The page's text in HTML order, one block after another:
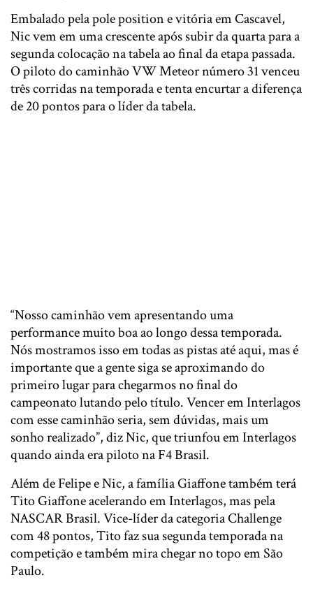
Embalado pela pole position e vitória em Cascavel,
Nic vem em uma crescente após subir da quarta para a
segunda colocação na tabela ao final da etapa passada.
O piloto do caminhão VW Meteor número 31 venceu
três corridas na temporada e tenta encurtar a diferença
de 20 pontos para o líder da tabela.
“Nosso caminhão vem apresentando uma
performance muito boa ao longo dessa temporada.
Nós mostramos isso em todas as pistas até aqui, mas é
importante que a gente siga se aproximando do
primeiro lugar para chegarmos no final do
campeonato lutando pelo título. Vencer em Interlagos
com esse caminhão seria, sem dúvidas, mais um
sonho realizado”, diz Nic, que triunfou em Interlagos
quando ainda era piloto na F4 Brasil.
Além de Felipe e Nic, a família Giaffone também terá
Tito Giaffone acelerando em Interlagos, mas pela
NASCAR Brasil. Vice-líder da categoria Challenge
com 48 pontos, Tito faz sua segunda temporada na
competição e também mira chegar no topo em São
Paulo.